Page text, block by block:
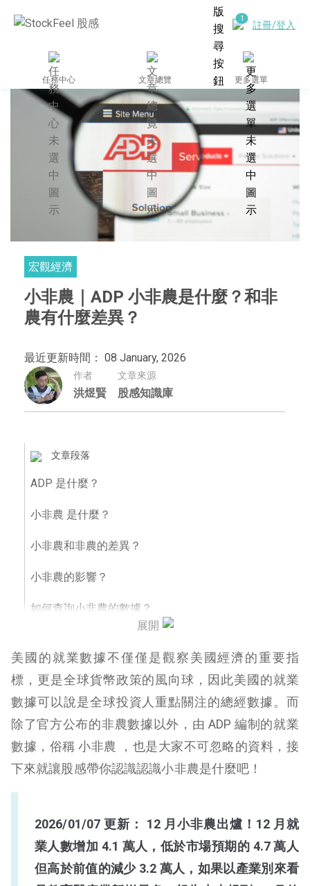
註冊/登入
任務中心 文章總覽 更多選單
宏觀經濟
小非農｜ADP 小非農是什麼？和非
農有什麼差異？
最近更新時間： 08 January, 2026
作者
洪煜賢
文章來源
股感知識庫
文章段落
ADP 是什麼？
小非農 是什麼？
小非農和非農的差異？
小非農的影響？
如何查詢小非農的數據？
小非農及時數據
小非農結論
展開
美國的就業數據不僅僅是觀察美國經濟的重要指
標，更是全球貨幣政策的風向球，因此美國的就業
數據可以說是全球投資人重點關注的總經數據。而
除了官方公布的非農數據以外，由 ADP 編制的就業
數據，俗稱 小非農 ，也是大家不可忽略的資料，接
下來就讓股感帶你認識認識小非農是什麼吧！
2026/01/07更新： 12 月小非農出爐！12 月就
業人數增加 4.1 萬人，低於市場預期的 4.7 萬人
但高於前值的減少 3.2 萬人，如果以產業別來看